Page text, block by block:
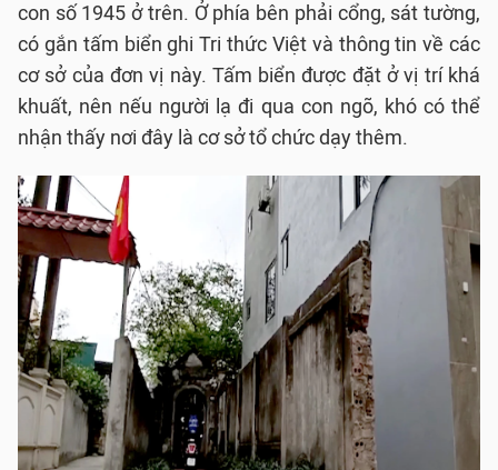
con số 1945 ở trên. Ở phía bên phải cổng, sát tường,
có gắn tấm biển ghi Tri thức Việt và thông tin về các
cơ sở của đơn vị này. Tấm biển được đặt ở vị trí khá
khuất, nên nếu người lạ đi qua con ngõ, khó có thể
nhận thấy nơi đây là cơ sở tổ chức dạy thêm.